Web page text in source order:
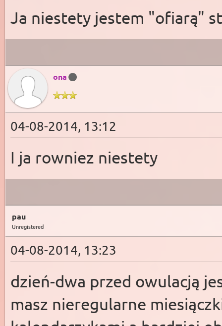
Ja niestety jestem "ofiarą"
ona
04-08-2014, 13:12
I ja rowniez niestety
pau
Unregistered
04-08-2014, 13:23
dzień-dwa przed owulacją
masz nieregularne